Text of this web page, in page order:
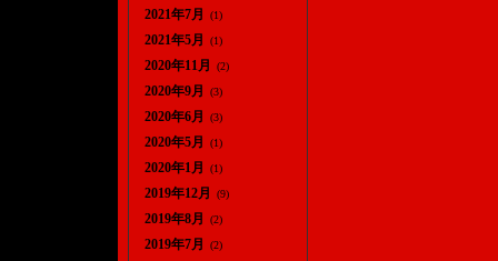
2021年7月 (1)
2021年5月 (1)
2020年11月 (2)
2020年9月 (3)
2020年6月 (3)
2020年5月 (1)
2020年1月 (1)
2019年12月 (9)
2019年8月 (2)
2019年7月 (2)